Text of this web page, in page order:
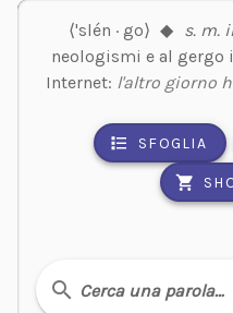
⟨'slén · go⟩ ◆ s. m.
neologismi e al
Internet: l'altro giorno
SFOGLIA
Cerca una parola…